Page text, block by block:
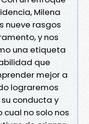
Milena
nueve rasgos
y nos
una etiqueta
que
mejor a
lograremos
conducta y
no solo nos